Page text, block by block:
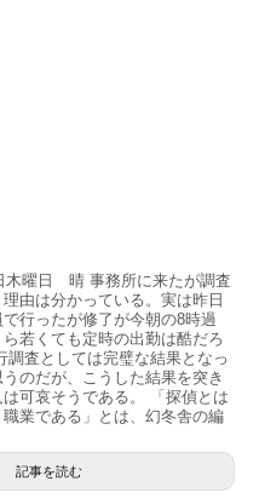
曜日 晴 事務所に来たが調査
由は分かっている。実は昨日
行ったが修了が今朝の8時過
若くても定時の出勤は酷だろ
調査としては完璧な結果となっ
のだが、こうした結果を突き
可哀そうである。 「探偵とは
業である」とは、幻冬舎の編
記事を読む